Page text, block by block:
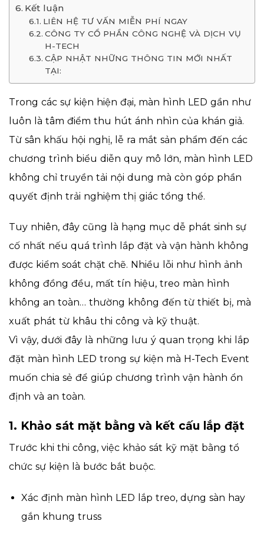
Kết luận
LIÊN HỆ TƯ VẤN MIỄN PHÍ NGAY
CÔNG TY CỔ PHẦN CÔNG NGHỆ VÀ DỊCH VỤ
H-TECH
CẬP NHẬT NHỮNG THÔNG TIN MỚI NHẤT
TẠI:
Trong các sự kiện hiện đại, màn hình LED gần như
luôn là tâm điểm thu hút ánh nhìn của khán giả.
Từ sân khấu hội nghị, lễ ra mắt sản phẩm đến các
chương trình biểu diễn quy mô lớn, màn hình LED
không chỉ truyền tải nội dung mà còn góp phần
quyết định trải nghiệm thị giác tổng thể.
Tuy nhiên, đây cũng là hạng mục dễ phát sinh sự
cố nhất nếu quá trình lắp đặt và vận hành không
được kiểm soát chặt chẽ. Nhiều lỗi như hình ảnh
không đồng đều, mất tín hiệu, treo màn hình
không an toàn… thường không đến từ thiết bị, mà
xuất phát từ khâu thi công và kỹ thuật.
Vì vậy, dưới đây là những lưu ý quan trọng khi lắp
đặt màn hình LED trong sự kiện mà H-Tech Event
muốn chia sẻ để giúp chương trình vận hành ổn
định và an toàn.
1. Khảo sát mặt bằng và kết cấu lắp đặt
Trước khi thi công, việc khảo sát kỹ mặt bằng tổ
chức sự kiện là bước bắt buộc.
Xác định màn hình LED lắp treo, dựng sàn hay
gắn khung truss